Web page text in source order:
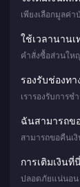
เพียงเลือกมูลค่
ใช้เวลานาน
คำสั่งซื้อส่วนให
รองรับช่องทา
เรารองรับการ
ฉันสามารถข
สามารถขอคืนเ
การเติมเงิน
ปลอดภัยแน่นอน